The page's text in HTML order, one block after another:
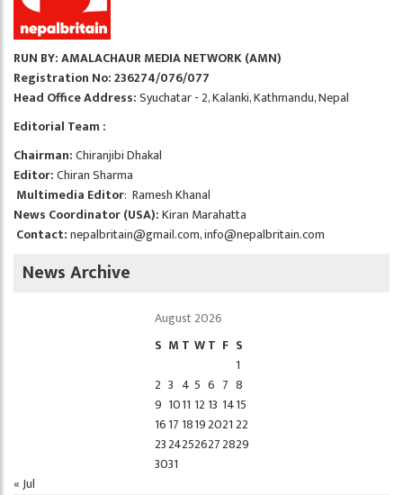
RUN BY: AMALACHAUR MEDIA NETWORK (AMN)
Registration No: 236274/076/077
Head Office Address:Syuchatar - 2, Kalanki, Kathmandu, Nepal
Editorial Team :
Chairman:Chiranjibi Dhakal
Editor:Chiran Sharma
Multimedia Editor: Ramesh Khanal
News Coordinator (USA):Kiran Marahatta
Contact:nepalbritain@gmail.com,info@nepalbritain.com
News Archive
August 2026
S M T WT F S
1
2 3 4 5 6 7 8
9 1011 12 13 1415
1617 1819202122
23242526272829
3031
« Jul